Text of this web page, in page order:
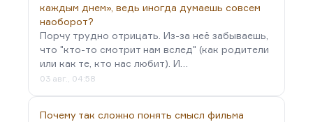
каждым днем», ведь иногда думаешь совсем
наоборот?
Порчу трудно отрицать. Из-за неё забываешь,
что "кто-то смотрит нам вслед" (как родители
или как те, кто нас любит). И…
03 авг., 04:58
Почему так сложно понять смысл фильма